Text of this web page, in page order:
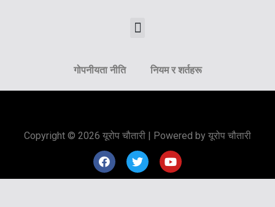
गोपनीयता नीति नियम र शर्तहरू
Copyright © 2026 यूरोप चौतारी | Powered by यूरोप चौतारी